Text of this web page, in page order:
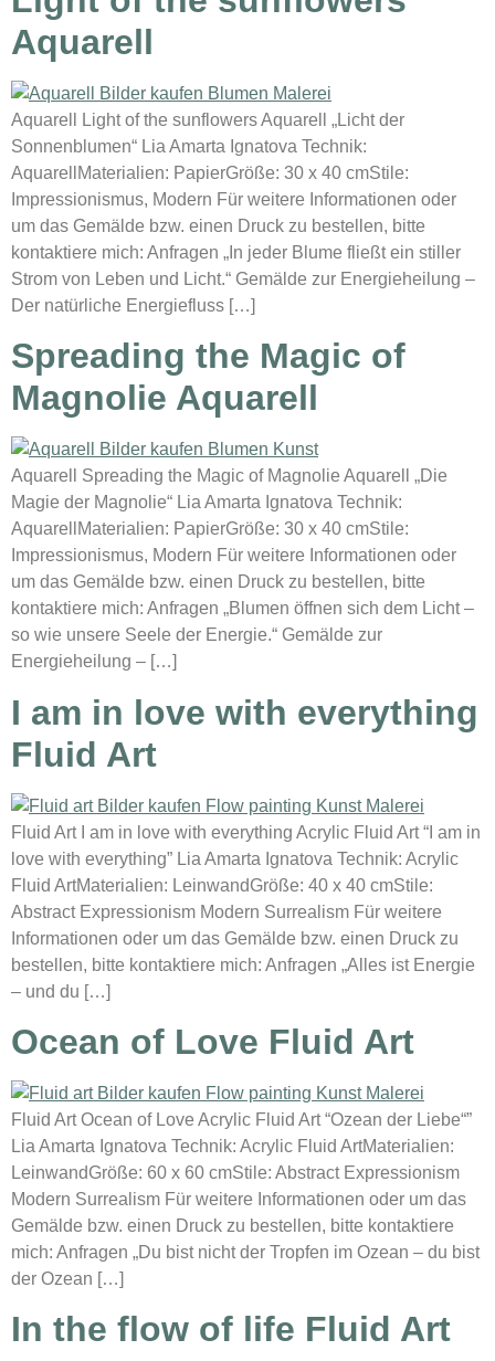
Aquarell
Aquarell Light of the sunflowers Aquarell „Licht der
Sonnenblumen“ Lia Amarta Ignatova Technik:
AquarellMaterialien: PapierGröße: 30 x 40 cmStile:
Impressionismus, Modern Für weitere Informationen oder
um das Gemälde bzw. einen Druck zu bestellen, bitte
kontaktiere mich: Anfragen „In jeder Blume fließt ein stiller
Strom von Leben und Licht.“ Gemälde zur Energieheilung –
Der natürliche Energiefluss […]
Spreading the Magic of
Magnolie Aquarell
Aquarell Spreading the Magic of Magnolie Aquarell „Die
Magie der Magnolie“ Lia Amarta Ignatova Technik:
AquarellMaterialien: PapierGröße: 30 x 40 cmStile:
Impressionismus, Modern Für weitere Informationen oder
um das Gemälde bzw. einen Druck zu bestellen, bitte
kontaktiere mich: Anfragen „Blumen öffnen sich dem Licht –
so wie unsere Seele der Energie.“ Gemälde zur
Energieheilung – […]
I am in love with everything
Fluid Art
Fluid Art I am in love with everything Acrylic Fluid Art “I am in
love with everything” Lia Amarta Ignatova Technik: Acrylic
Fluid ArtMaterialien: LeinwandGröße: 40 x 40 cmStile:
Abstract Expressionism Modern Surrealism Für weitere
Informationen oder um das Gemälde bzw. einen Druck zu
bestellen, bitte kontaktiere mich: Anfragen „Alles ist Energie
– und du […]
Ocean of Love Fluid Art
Fluid Art Ocean of Love Acrylic Fluid Art “Ozean der Liebe“”
Lia Amarta Ignatova Technik: Acrylic Fluid ArtMaterialien:
LeinwandGröße: 60 x 60 cmStile: Abstract Expressionism
Modern Surrealism Für weitere Informationen oder um das
Gemälde bzw. einen Druck zu bestellen, bitte kontaktiere
mich: Anfragen „Du bist nicht der Tropfen im Ozean – du bist
der Ozean […]
In the flow of life Fluid Art